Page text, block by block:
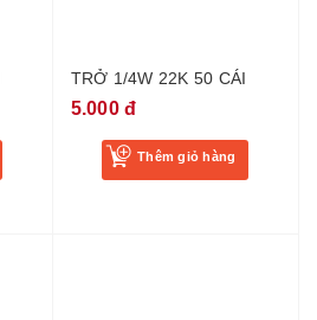
TRỞ 1/4W 22K 50 CÁI
5.000 đ
Thêm giỏ hàng